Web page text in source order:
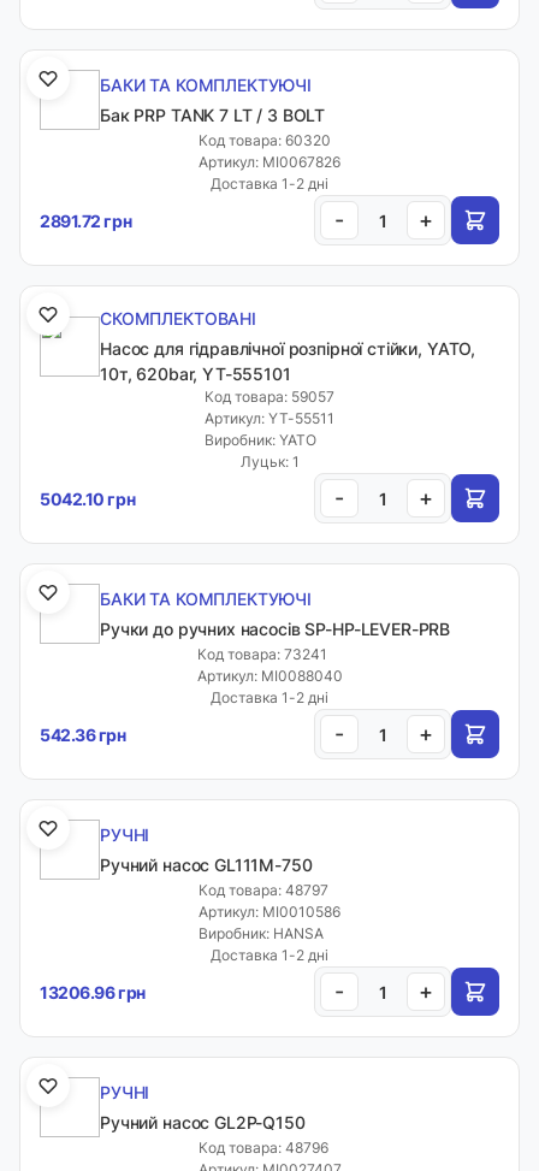
БАКИ ТА КОМПЛЕКТУЮЧІ
Бак PRP TANK 7 LT / 3 BOLT
Код товара: 60320
Артикул: MI0067826
Доставка 1-2 дні
2891.72 грн - +
СКОМПЛЕКТОВАНІ
Насос для гідравлічної розпірної стійки, YATO,
10т, 620bar, YT-555101
Код товара: 59057
Артикул: YT-55511
Виробник: YATO
Луцьк: 1
5042.10 грн - +
БАКИ ТА КОМПЛЕКТУЮЧІ
Ручки до ручних насосів SP-HP-LEVER-PRB
Код товара: 73241
Артикул: MI0088040
Доставка 1-2 дні
542.36 грн - +
РУЧНІ
Ручний насос GL111M-750
Код товара: 48797
Артикул: MI0010586
Виробник: HANSA
Доставка 1-2 дні
13206.96 грн - +
РУЧНІ
Ручний насос GL2P-Q150
Код товара: 48796